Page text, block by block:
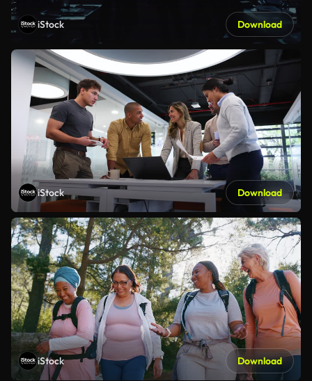
iStock Download
iStock Download
iStock Download